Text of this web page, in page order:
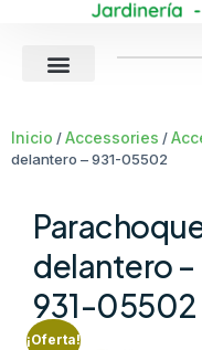
Inicio /Accessories /
delantero – 931-05502
delantero –
931-05502
¡Oferta!